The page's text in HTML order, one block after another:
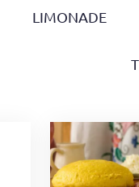
LIMONADE